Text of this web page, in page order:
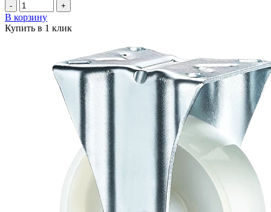
- +
В корзину
Купить в 1 клик